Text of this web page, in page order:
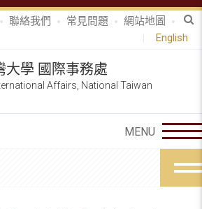
聯絡我們 常見問題
網站地圖
English
大學 國際事務處
Affairs, National Taiwan